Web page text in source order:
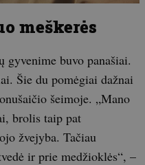
meškerės
buvo panašiai.
Šie du pomėgiai dažnai
šeimoje. „Mano
brolis taip pat
žvejyba. Tačiau
ir prie medžioklės“, –